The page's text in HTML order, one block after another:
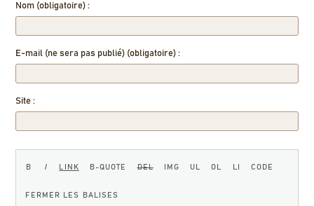
Nom (obligatoire) :
E-mail (ne sera pas publié) (obligatoire) :
Site :